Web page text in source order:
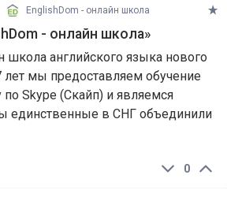
EnglishDom - онлайн школа
- онлайн школа»
школа английского языка нового
лет мы предоставляем обучение
Skype (Скайп) и являемся
единственные в СНГ объединили
0